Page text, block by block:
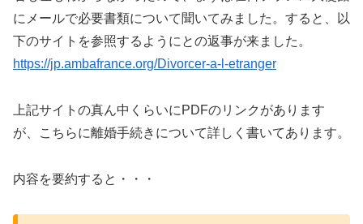
にメールで必要書類について聞いてみました。すると、以
下のサイトを参照するようにとの返事が来ました。
https://jp.ambafrance.org/Divorcer-a-l-etranger
上記サイトの真ん中くらいにPDFのリンクがあります
が、こちらに離婚手続きについて詳しく書いてあります。
内容を要約すると・・・